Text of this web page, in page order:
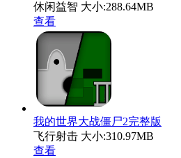
休闲益智 大小:288.64MB
查看
我的世界大战僵尸2完整版
飞行射击 大小:310.97MB
查看